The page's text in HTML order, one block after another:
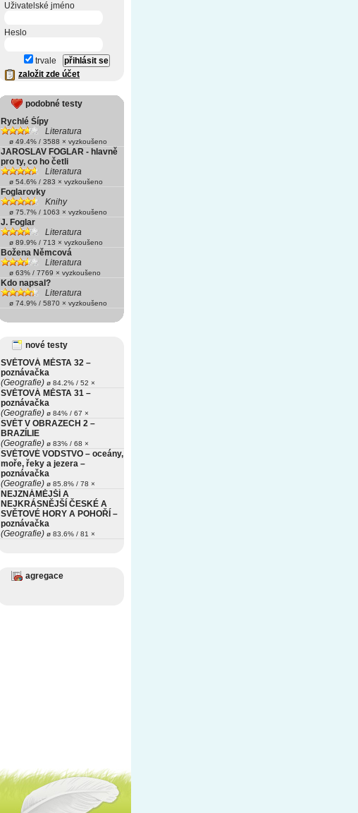
Uživatelské jméno
Heslo
trvale
založit zde účet
podobné testy
Rychlé Šípy
Literatura
ø 49.4% / 3588 × vyzkoušeno
JAROSLAV FOGLAR - hlavně
pro ty, co ho četli
Literatura
ø 54.6% / 283 × vyzkoušeno
Foglarovky
Knihy
ø 75.7% / 1063 × vyzkoušeno
J. Foglar
Literatura
ø 89.9% / 713 × vyzkoušeno
Božena Němcová
Literatura
ø 63% / 7769 × vyzkoušeno
Kdo napsal?
Literatura
ø 74.9% / 5870 × vyzkoušeno
nové testy
SVĚTOVÁ MĚSTA 32 –
poznávačka
(Geografie) ø 84.2% / 52 ×
SVĚTOVÁ MĚSTA 31 –
poznávačka
(Geografie) ø 84% / 67 ×
SVĚT V OBRAZECH 2 –
BRAZÍLIE
(Geografie) ø 83% / 68 ×
SVĚTOVÉ VODSTVO – oceány,
moře, řeky a jezera –
poznávačka
(Geografie) ø 85.8% / 78 ×
NEJZNÁMĚJŠÍ A
NEJKRÁSNĚJŠÍ ČESKÉ A
SVĚTOVÉ HORY A POHOŘÍ –
poznávačka
(Geografie) ø 83.6% / 81 ×
agregace